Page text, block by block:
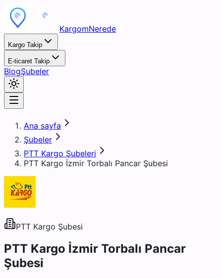
KargomNerede
Kargo Takip
E-ticaret Takip
BlogŞubeler
Ana sayfa
Şubeler
PTT Kargo Şubeleri
PTT Kargo İzmir Torbalı Pancar Şubesi
PTT Kargo Şubesi
PTT Kargo İzmir Torbalı Pancar
Şubesi